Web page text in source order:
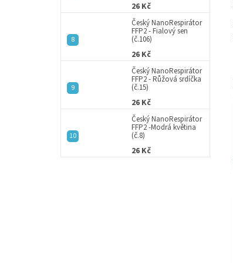
26 Kč
Český NanoRespirátor
FFP2 - Fialový sen
(č.106)
26 Kč
Český NanoRespirátor
FFP2 - Růžová srdíčka
(č.15)
26 Kč
Český NanoRespirátor
FFP2 -Modrá květina
(č.8)
26 Kč